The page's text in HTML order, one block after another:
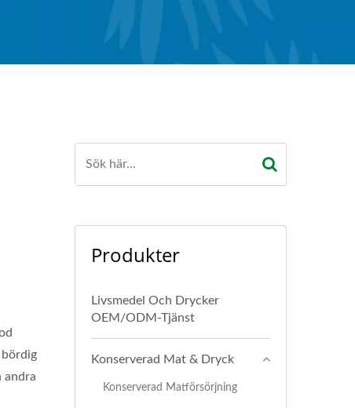
bördig
andra
Produkter
Livsmedel Och Drycker
OEM/ODM-Tjänst
Konserverad Mat & Dryck
Konserverad Matförsörjning